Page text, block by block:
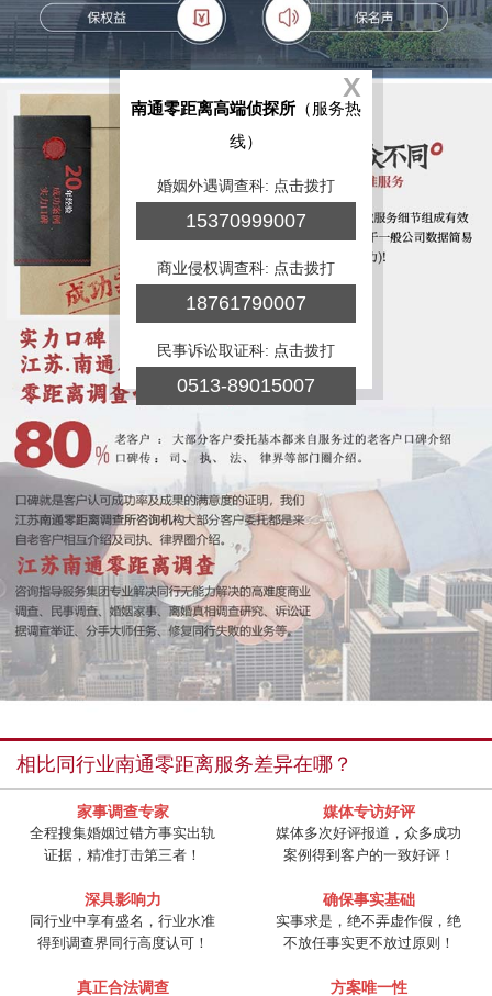
相比同行业南通零距离服务差异在哪？
家事调查专家
全程搜集婚姻过错方事实出轨
证据，精准打击第三者！
媒体专访好评
媒体多次好评报道，众多成功
案例得到客户的一致好评！
深具影响力
同行业中享有盛名，行业水准
得到调查界同行高度认可！
确保事实基础
实事求是，绝不弄虚作假，绝
不放任事实更不放过原则！
真正合法调查 方案唯一性
X
南通零距离高端侦探所 （服务热
线）
婚姻外遇调查科: 点击拨打
15370999007
商业侵权调查科: 点击拨打
18761790007
民事诉讼取证科: 点击拨打
0513-89015007